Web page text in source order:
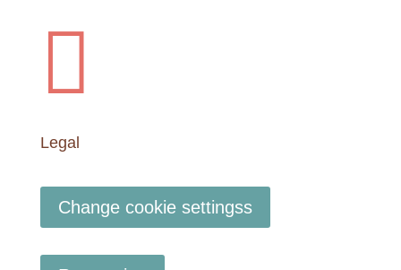

Legal
Change cookie settingss